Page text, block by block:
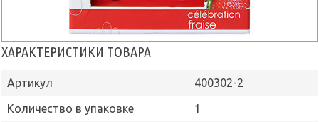
ХАРАКТЕРИСТИКИ ТОВАРА
Артикул
400302-2
Количество в упаковке
1